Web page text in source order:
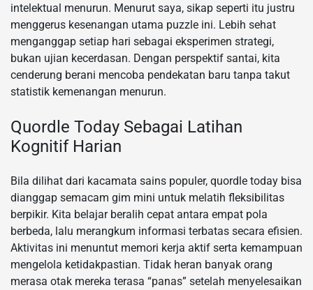
intelektual menurun. Menurut saya, sikap seperti itu justru
menggerus kesenangan utama puzzle ini. Lebih sehat
menganggap setiap hari sebagai eksperimen strategi,
bukan ujian kecerdasan. Dengan perspektif santai, kita
cenderung berani mencoba pendekatan baru tanpa takut
statistik kemenangan menurun.
Quordle Today Sebagai Latihan
Kognitif Harian
Bila dilihat dari kacamata sains populer, quordle today bisa
dianggap semacam gim mini untuk melatih fleksibilitas
berpikir. Kita belajar beralih cepat antara empat pola
berbeda, lalu merangkum informasi terbatas secara efisien.
Aktivitas ini menuntut memori kerja aktif serta kemampuan
mengelola ketidakpastian. Tidak heran banyak orang
merasa otak mereka terasa “panas” setelah menyelesaikan